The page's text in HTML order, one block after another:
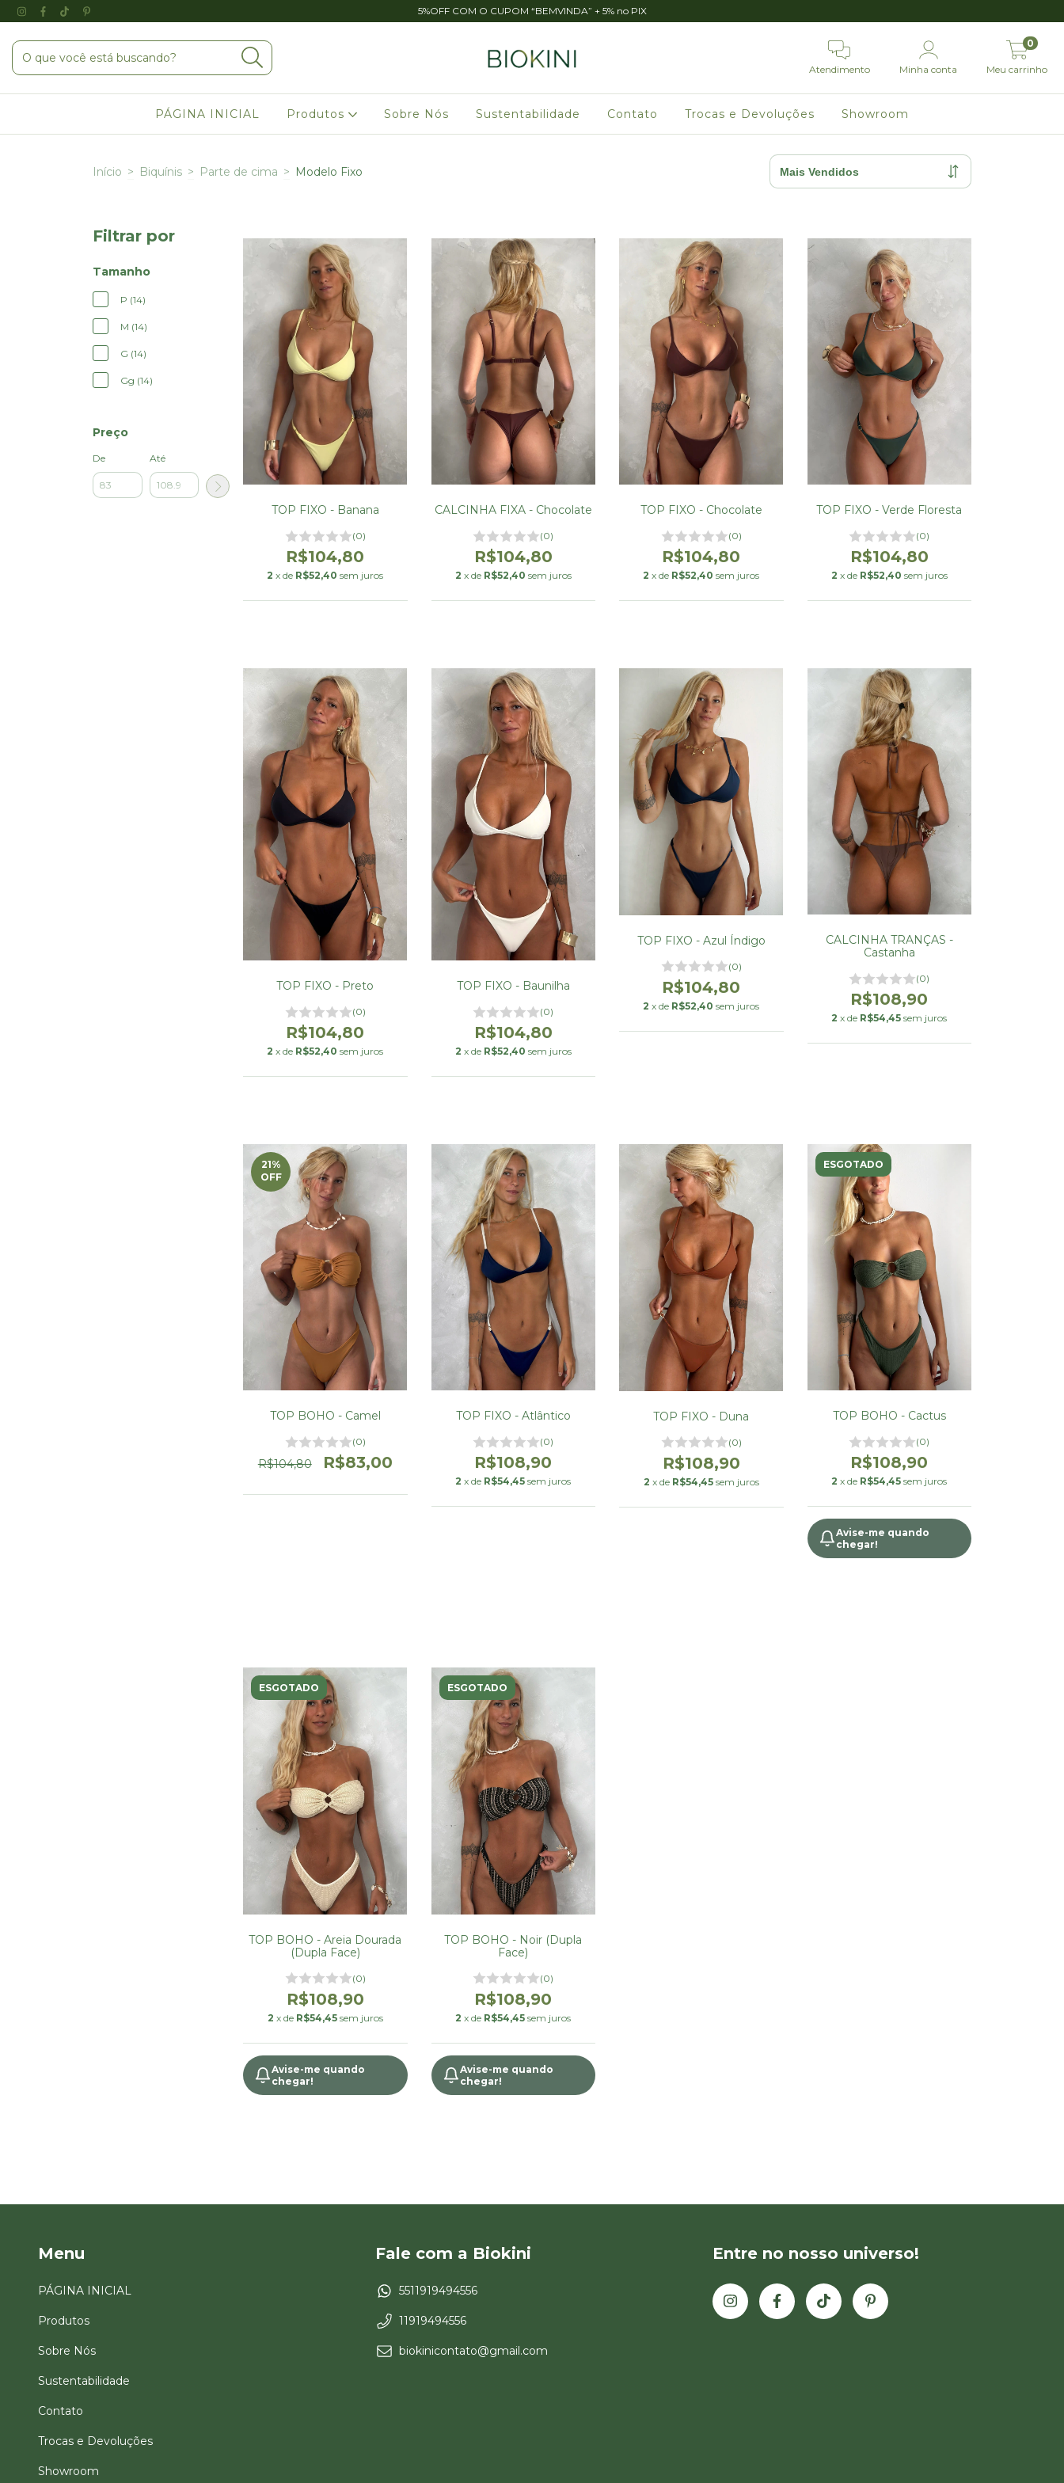
5%OFF COM O CUPOM “BEMVINDA” + 5% no PIX
Atendimento Minha conta Meu carrinho
0
PÁGINA INICIAL Produtos Sobre Nós Sustentabilidade Contato Trocas e Devoluções Showroom
Início > Biquínis > Parte de cima > Modelo Fixo
Filtrar por
Tamanho
P (14)
M (14)
G (14)
Gg (14)
Preço
De Até
TOP FIXO - Banana
(0)
R$104,80
2 x de R$52,40 sem juros
CALCINHA FIXA - Chocolate
(0)
R$104,80
2 x de R$52,40 sem juros
TOP FIXO - Chocolate
(0)
R$104,80
2 x de R$52,40 sem juros
TOP FIXO - Verde Floresta
(0)
R$104,80
2 x de R$52,40 sem juros
TOP FIXO - Preto
(0)
R$104,80
2 x de R$52,40 sem juros
TOP FIXO - Baunilha
(0)
R$104,80
2 x de R$52,40 sem juros
TOP FIXO - Azul Índigo
(0)
R$104,80
2 x de R$52,40 sem juros
CALCINHA TRANÇAS -
Castanha
(0)
R$108,90
2 x de R$54,45 sem juros
21%
OFF
TOP BOHO - Camel
(0)
R$104,80 R$83,00
TOP FIXO - Atlântico
(0)
R$108,90
2 x de R$54,45 sem juros
TOP FIXO - Duna
(0)
R$108,90
2 x de R$54,45 sem juros
ESGOTADO
TOP BOHO - Cactus
(0)
R$108,90
2 x de R$54,45 sem juros
Avise-me quando
chegar!
ESGOTADO
TOP BOHO - Areia Dourada
(Dupla Face)
(0)
R$108,90
2 x de R$54,45 sem juros
Avise-me quando
chegar!
ESGOTADO
TOP BOHO - Noir (Dupla
Face)
(0)
R$108,90
2 x de R$54,45 sem juros
Avise-me quando
chegar!
Menu
PÁGINA INICIAL
Produtos
Sobre Nós
Sustentabilidade
Contato
Trocas e Devoluções
Showroom
Fale com a Biokini
5511919494556
11919494556
biokinicontato@gmail.com
Entre no nosso universo!